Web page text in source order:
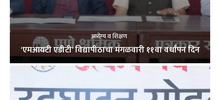
आरोग्य व शिक्षण
‘एमआयटी एडीटी’ विद्यापीठाचा मंगळवारी ११वा वर्धापन दिन